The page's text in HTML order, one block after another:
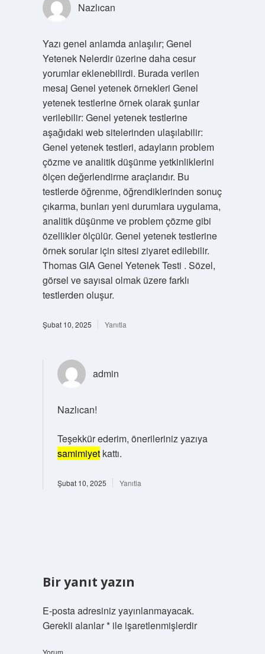
Nazlıcan
Yazı genel anlamda anlaşılır; Genel
Yetenek Nelerdir üzerine daha cesur
yorumlar eklenebilirdi. Burada verilen
mesaj Genel yetenek örnekleri Genel
yetenek testlerine örnek olarak şunlar
verilebilir: Genel yetenek testlerine
aşağıdaki web sitelerinden ulaşılabilir:
Genel yetenek testleri, adayların problem
çözme ve analitik düşünme yetkinliklerini
ölçen değerlendirme araçlarıdır. Bu
testlerde öğrenme, öğrendiklerinden sonuç
çıkarma, bunları yeni durumlara uygulama,
analitik düşünme ve problem çözme gibi
özellikler ölçülür. Genel yetenek testlerine
örnek sorular için sitesi ziyaret edilebilir.
Thomas GIA Genel Yetenek Testi . Sözel,
görsel ve sayısal olmak üzere farklı
testlerden oluşur.
Şubat 10, 2025 Yanıtla
admin
Nazlıcan!
Teşekkür ederim, önerileriniz yazıya
samimiyetkattı.
Şubat 10, 2025 Yanıtla
Bir yanıt yazın
E-posta adresiniz yayınlanmayacak.
Gerekli alanlar*ile işaretlenmişlerdir
Yorum